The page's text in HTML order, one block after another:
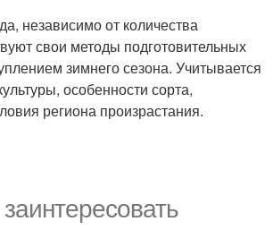
независимо от количества
свои методы подготовительных
зимнего сезона. Учитывается
особенности сорта,
региона произрастания.